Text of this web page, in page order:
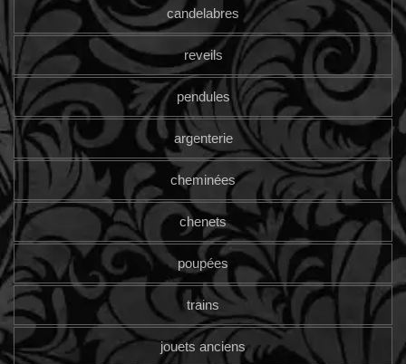
candelabres
reveils
pendules
argenterie
cheminées
chenets
poupées
trains
jouets anciens